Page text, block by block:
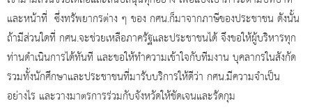
และหน้าที่ ซึ่งทรัพยากรต่าง ๆ ของ กศน.ก็มาจากภาษีของประชาชน ดังนั้น
ถ้ามีส่วนใดที่ กศน.จะช่วยเหลือภาครัฐและประชาชนได้ จึงขอให้ผู้บริหารทุก
ท่านดำเนินการได้ทันที และขอให้ทำความเข้าใจกับทีมงาน บุคลากรในสังกัด
รวมทั้งนักศึกษาและประชาชนที่มารับบริการให้ดีว่า กศน.มีความจำเป็น
อย่างไร และวางมาตรการร่วมกับจังหวัดให้ชัดเจนและรัดกุม